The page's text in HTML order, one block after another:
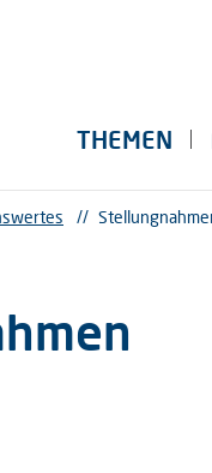
THEMEN
//